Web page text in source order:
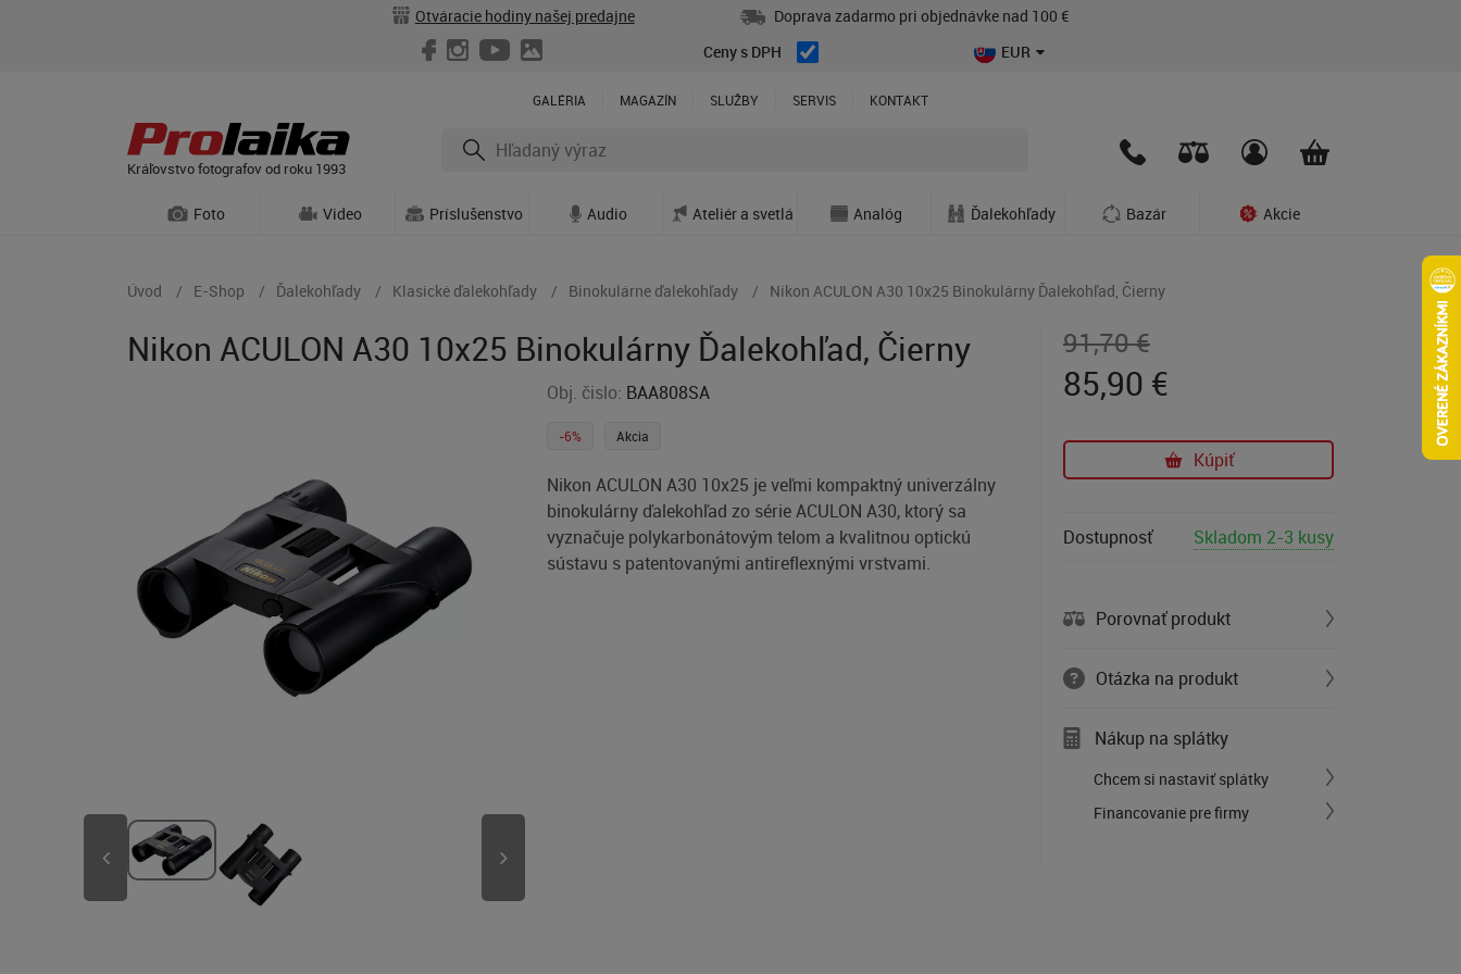
Otváracie hodiny našej predajne
Doprava zadarmo pri objednávke nad 100 €
Ceny s DPH
EUR
GALÉRIA MAGAZÍN SLUŽBY SERVIS KONTAKT
Kráľovstvo fotografov od roku 1993
Foto Video Príslušenstvo Audio Ateliér a svetlá Analóg Ďalekohľady Bazár Akcie
Úvod E-Shop Ďalekohľady Klasické ďalekohľady Binokulárne ďalekohľady Nikon ACULON A30 10x25 Binokulárny Ďalekohľad, Čierny
Nikon ACULON A30 10x25 Binokulárny Ďalekohľad, Čierny
Obj. čislo: BAA808SA
-6% Akcia
Nikon ACULON A30 10x25 je veľmi kompaktný univerzálny
binokulárny ďalekohľad zo série ACULON A30, ktorý sa
vyznačuje polykarbonátovým telom a kvalitnou optickú
sústavu s patentovanými antireflexnými vrstvami.
91,70 €
85,90 €
Kúpiť
Dostupnosť Skladom 2-3 kusy
Porovnať produkt
Otázka na produkt
Nákup na splátky
Chcem si nastaviť splátky
Financovanie pre firmy